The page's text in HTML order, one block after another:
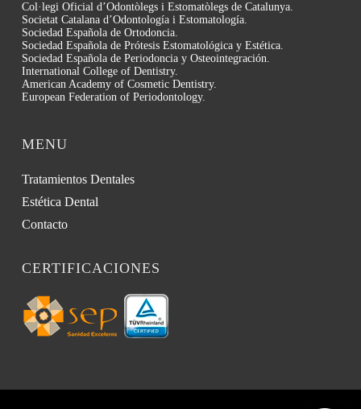
Col·legi Oficial d’Odontòlegs i Estomatòlegs de Catalunya.
Societat Catalana d’Odontología i Estomatología.
Sociedad Española de Ortodoncia.
Sociedad Española de Prótesis Estomatológica y Estética.
Sociedad Española de Periodoncia y Osteointegración.
International College of Dentistry.
American Academy of Cosmetic Dentistry.
European Federation of Periodontology.
MENU
Tratamientos Dentales
Estética Dental
Contacto
CERTIFICACIONES